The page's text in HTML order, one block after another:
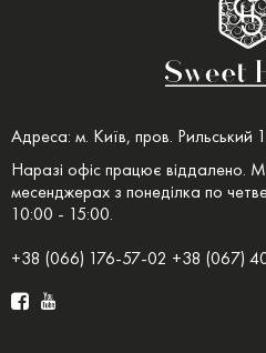
Адреса: м. Київ, пров.
Наразі офіс працює віддалено.
месенджерах з понеділка по
10:00 - 15:00.
+38 (066) 176-57-02 +38 (067)